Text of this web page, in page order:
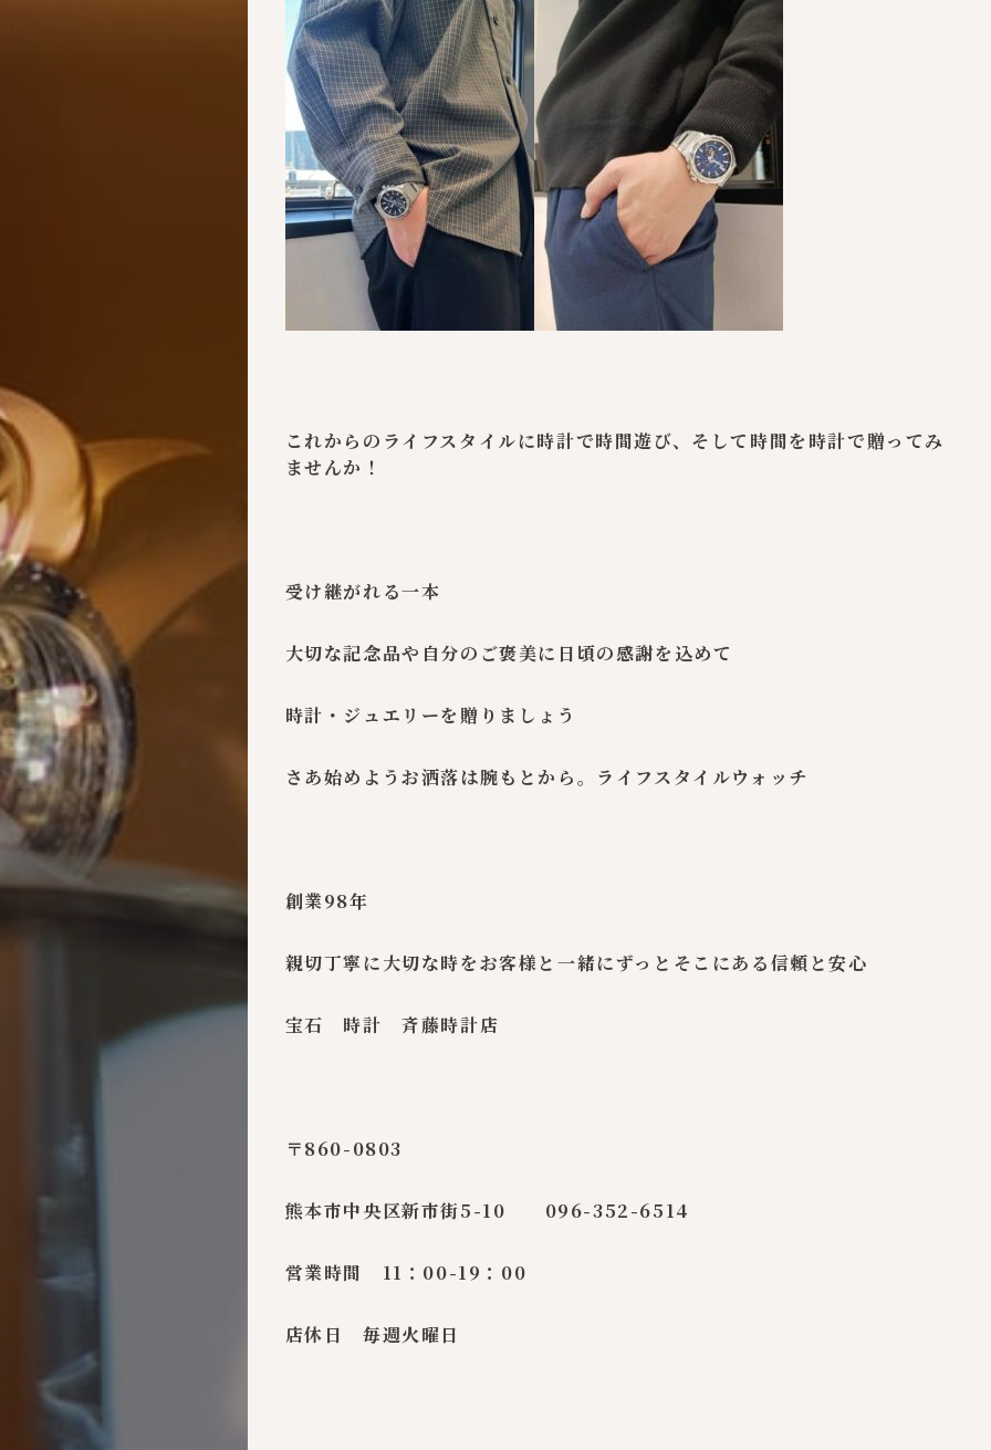
これからのライフスタイルに時計で時間遊び、そして時間を時計で贈ってみ
ませんか！
受け継がれる一本
大切な記念品や自分のご褒美に日頃の感謝を込めて
時計・ジュエリーを贈りましょう
さあ始めようお洒落は腕もとから。ライフスタイルウォッチ
創業98年
親切丁寧に大切な時をお客様と一緒にずっとそこにある信頼と安心
宝石 時計 斉藤時計店
〒860-0803
熊本市中央区新市街5-10 096-352-6514
営業時間 11：00-19：00
店休日 毎週火曜日